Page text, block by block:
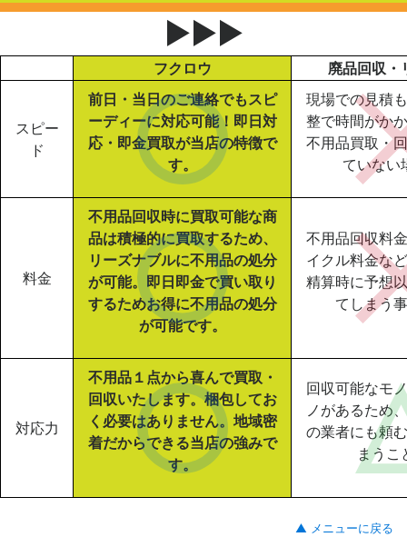
▶▶▶
フクロウ 廃品回収・
スピー
ド
前日・当日のご連絡でもスピ
ーディーに対応可能！即日対
応・即金買取が当店の特徴で
す。
現場での見積
整で時間がか
不用品買取・
ていない
料金
不用品回収時に買取可能な商
品は積極的に買取するため、
リーズナブルに不用品の処分
が可能。即日即金で買い取り
するためお得に不用品の処分
が可能です。
不用品回収料
イクル料金な
精算時に予想
てしまう
対応力
不用品１点から喜んで買取・
回収いたします。梱包してお
く必要はありません。地域密
着だからできる当店の強みで
す。
回収可能なモ
ノがあるため
の業者にも頼
まうこ
▲ メニューに戻る